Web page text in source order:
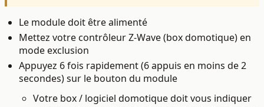
Le module doit être alimenté
Mettez votre contrôleur Z-Wave (box domotique) en
mode exclusion
Appuyez 6 fois rapidement (6 appuis en moins de 2
secondes) sur le bouton du module
Votre box / logiciel domotique doit vous indiquer